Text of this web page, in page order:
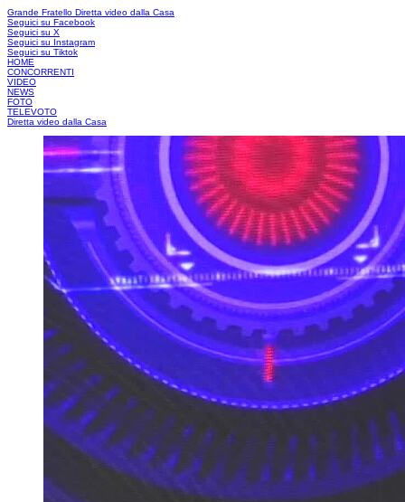
Grande Fratello Diretta video dalla Casa
Seguici su Facebook
Seguici su X
Seguici su Instagram
Seguici su Tiktok
HOME
CONCORRENTI
VIDEO
NEWS
FOTO
TELEVOTO
Diretta video dalla Casa